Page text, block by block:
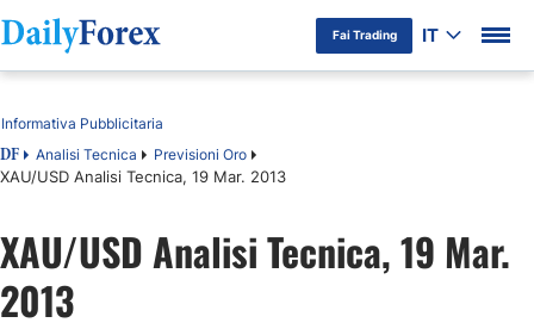
Fai Trading IT
Indice
DF Analisi Tecnica Previsioni Oro
XAU/USD Analisi Tecnica, 19 Mar. 2013
Informativa Pubblicitaria
XAU/USD Analisi Tecnica, 19 Mar.
2013